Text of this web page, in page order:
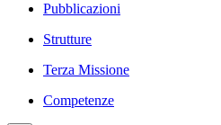
Pubblicazioni
Strutture
Terza Missione
Competenze